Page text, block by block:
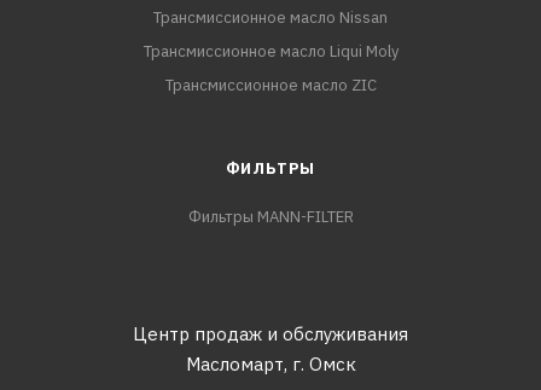
Трансмиссионное масло Nissan
Трансмиссионное масло Liqui Moly
Трансмиссионное масло ZIC
ФИЛЬТРЫ
Фильтры MANN-FILTER
Центр продаж и обслуживания
Масломарт, г. Омск